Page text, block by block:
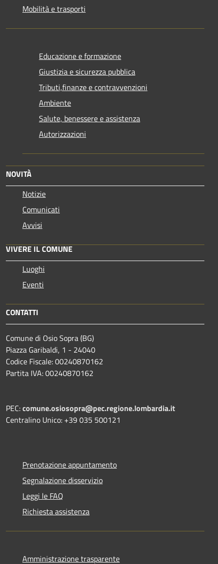
Mobilità e trasporti
Educazione e formazione
Giustizia e sicurezza pubblica
Tributi,finanze e contravvenzioni
Ambiente
Salute, benessere e assistenza
Autorizzazioni
NOVITÀ
Notizie
Comunicati
Avvisi
VIVERE IL COMUNE
Luoghi
Eventi
CONTATTI
Comune di Osio Sopra (BG)
Piazza Garibaldi, 1 - 24040
Codice Fiscale: 00240870162
Partita IVA: 00240870162
PEC:comune.osiosopra@pec.regione.lombardia.it
Centralino Unico: +39 035 500121
Prenotazione appuntamento
Segnalazione disservizio
Leggi le FAQ
Richiesta assistenza
Amministrazione trasparente